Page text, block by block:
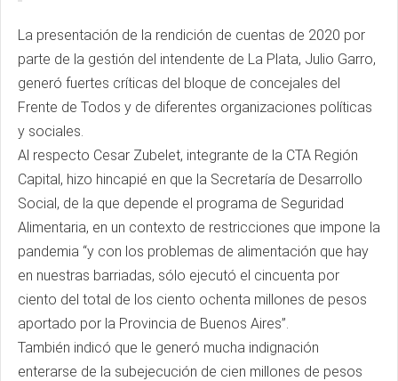
La presentación de la rendición de cuentas de 2020 por
parte de la gestión del intendente de La Plata, Julio Garro,
generó fuertes críticas del bloque de concejales del
Frente de Todos y de diferentes organizaciones políticas
y sociales.
Al respecto Cesar Zubelet, integrante de la CTA Región
Capital, hizo hincapié en que la Secretaría de Desarrollo
Social, de la que depende el programa de Seguridad
Alimentaria, en un contexto de restricciones que impone la
pandemia “y con los problemas de alimentación que hay
en nuestras barriadas, sólo ejecutó el cincuenta por
ciento del total de los ciento ochenta millones de pesos
aportado por la Provincia de Buenos Aires”.
También indicó que le generó mucha indignación
enterarse de la subejecución de cien millones de pesos